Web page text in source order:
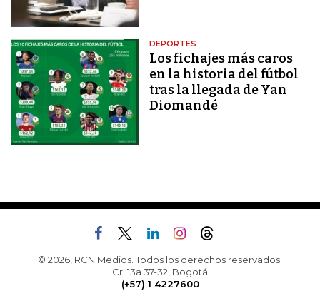
DEPORTES
Los fichajes más caros
en la historia del fútbol
tras la llegada de Yan
Diomandé
© 2026, RCN Medios. Todos los derechos reservados.
Cr. 13a 37-32, Bogotá
(+57) 1 4227600